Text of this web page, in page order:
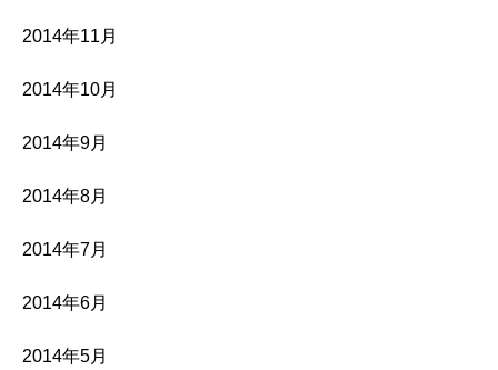
2014年11月
2014年10月
2014年9月
2014年8月
2014年7月
2014年6月
2014年5月